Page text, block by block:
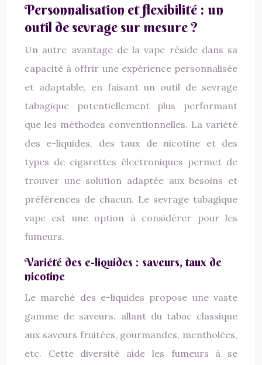
Personnalisation et flexibilité : un
outil de sevrage sur mesure ?
Un autre avantage de la vape réside dans sa
capacité à offrir une expérience personnalisée
et adaptable, en faisant un outil de sevrage
tabagique potentiellement plus performant
que les méthodes conventionnelles. La variété
des e-liquides, des taux de nicotine et des
types de cigarettes électroniques permet de
trouver une solution adaptée aux besoins et
préférences de chacun. Le sevrage tabagique
vape est une option à considérer pour les
fumeurs.
Variété des e-liquides : saveurs, taux de
nicotine
Le marché des e-liquides propose une vaste
gamme de saveurs, allant du tabac classique
aux saveurs fruitées, gourmandes, mentholées,
etc. Cette diversité aide les fumeurs à se